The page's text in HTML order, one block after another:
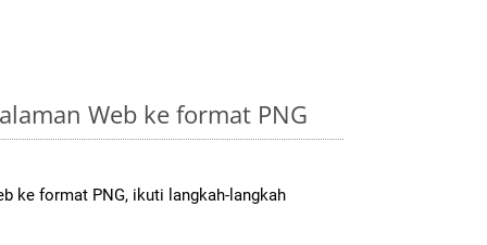
Web ke format PNG
ke format PNG, ikuti langkah-langkah